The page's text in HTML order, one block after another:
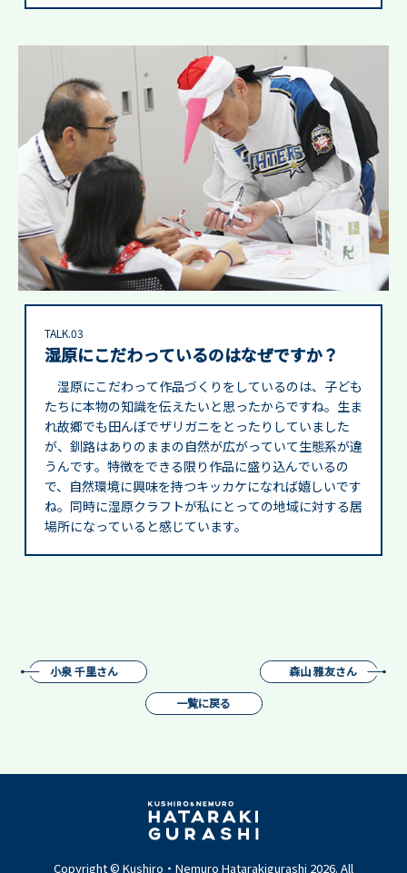
TALK.03
湿原にこだわっているのはなぜですか？
湿原にこだわって作品づくりをしているのは、子ども
たちに本物の知識を伝えたいと思ったからですね。生ま
れ故郷でも田んぼでザリガニをとったりしていました
が、釧路はありのままの自然が広がっていて生態系が違
うんです。特徴をできる限り作品に盛り込んでいるの
で、自然環境に興味を持つキッカケになれば嬉しいです
ね。同時に湿原クラフトが私にとっての地域に対する居
場所になっていると感じています。
小泉 千里さん 森山 雅友さん
一覧に戻る
Copyright © Kushiro・Nemuro Hatarakigurashi 2026. All